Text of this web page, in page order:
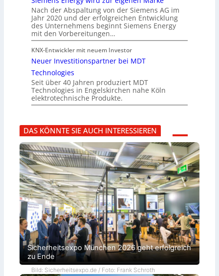
Nach der Abspaltung von der Siemens AG im
Jahr 2020 und der erfolgreichen Entwicklung
des Unternehmens beginnt Siemens Energy
mit den Vorbereitungen…
KNX-Entwickler mit neuem Investor
Neuer Investitionspartner bei MDT
Technologies
Seit über 40 Jahren produziert MDT
Technologies in Engelskirchen nahe Köln
elektrotechnische Produkte.
DAS KÖNNTE SIE AUCH INTERESSIEREN
Sicherheitsexpo München 2026 geht erfolgreich
zu Ende
Bild: Sicherheitsexpo.de / Foto: Frank Schroth